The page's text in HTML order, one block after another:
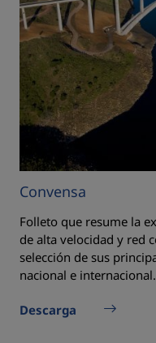
Convensa
Folleto que resume la
de alta velocidad y red
selección de sus
nacional e internacional.
Descarga